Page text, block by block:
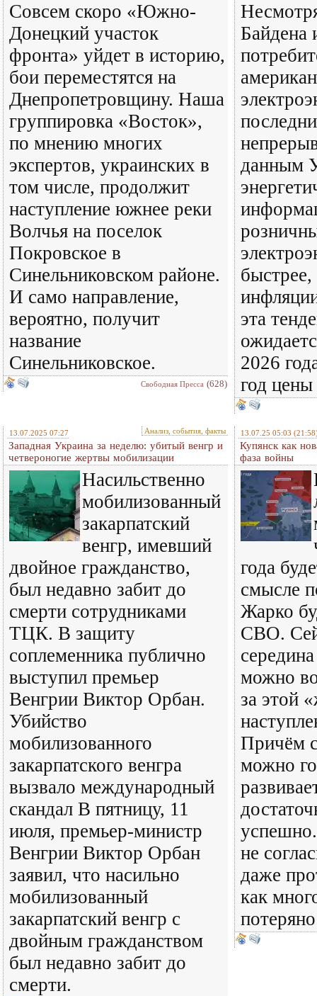
Совсем скоро «Южно-
Донецкий участок
фронта» уйдет в историю,
бои переместятся на
Днепропетровщину. Наша
группировка «Восток»,
по мнению многих
экспертов, украинских в
том числе, продолжит
наступление южнее реки
Волчья на поселок
Покровское в
Синельниковском районе.
И само направление,
вероятно, получит
название
Синельниковское.
Свободная Пресса (628)
Байдена
данным
эта
2026
год
13.07.2025 07:27 Анализ, события, факты
Западная Украина за неделю: убитый венгр и
четвероногие жертвы мобилизации
Насильственно
мобилизованный
закарпатский
венгр, имевший
двойное гражданство,
был недавно забит до
смерти сотрудниками
ТЦК. В защиту
соплеменника публично
выступил премьер
Венгрии Виктор Орбан.
Убийство
мобилизованного
закарпатского венгра
вызвало международный
скандал В пятницу, 11
июля, премьер-министр
Венгрии Виктор Орбан
заявил, что насильно
мобилизованный
закарпатский венгр с
двойным гражданством
был недавно забит до
смерти.
13.07.25 05:03
Купянск как
фаза войны
года
смысле
Жарко
СВО.
можно
за этой
Причём
можно
не
даже
как
потеряно